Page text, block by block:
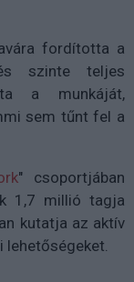
fordította a
szinte teljes
a munkáját,
sem tűnt fel a
" csoportjában
1,7 millió tagja
kutatja az aktív
lehetőségeket.